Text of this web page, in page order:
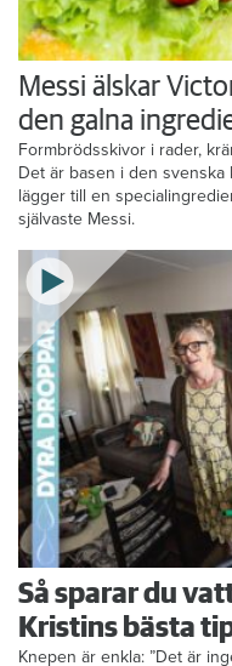
Messi älskar
den galna
Formbrödsskivor i rader,
Det är basen i den svenska
lägger till en
självaste Messi.
Så sparar du
Kristins bästa
Knepen är enkla: ”Det är